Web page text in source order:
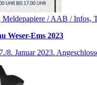
/ AAB / Infos,
Weser-Ems 2023
8. Januar 2023.